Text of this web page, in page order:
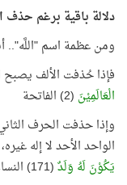
دلالة باقية برغم حذف
ومن عظمة اسم "اللَّه"..
فإذا حُذفت الألف يصبح
الْعَالَمِيْنَ (2) الفاتحة
وإذا حذفت الحرف
الواحد الأحد لا إله
يَكُوْنَ لَهُ وَلَدٌ(171) النساء